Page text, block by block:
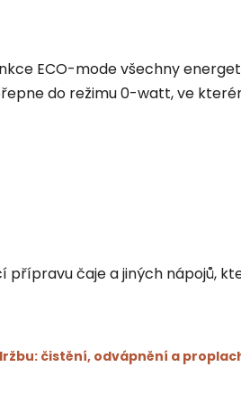
ECO-mode všechny
do režimu 0-watt, ve
přípravu čaje a jiných nápojů,
čistění, odvápnění a